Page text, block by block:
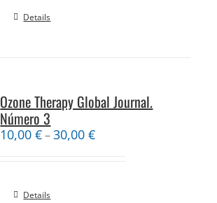
Details
Ozone Therapy Global Journal.
Número 3
10,00€–30,00€
Details